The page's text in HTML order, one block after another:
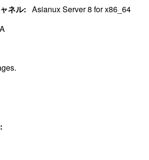
ネル: Asianux Server 8 for x86_64